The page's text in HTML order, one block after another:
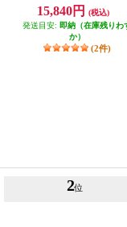
15,840円
(税込)
発送目安: 即納（在庫残りわ
か）
(2件)
2位